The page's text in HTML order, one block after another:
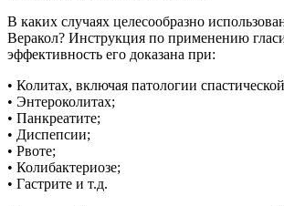
В каких случаях целесообразно
Веракол? Инструкция по применению
эффективность его доказана при:
• Колитах, включая патологии
• Энтероколитах;
• Панкреатите;
• Диспепсии;
• Рвоте;
• Колибактериозе;
• Гастрите и т.д.